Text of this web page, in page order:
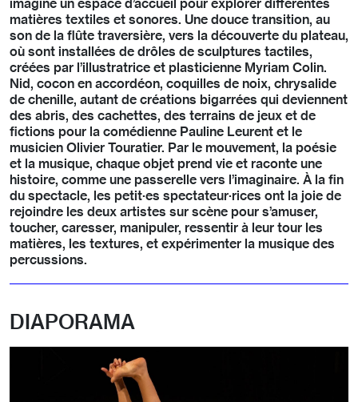
imaginé un espace d’accueil pour explorer différentes
matières textiles et sonores. Une douce transition, au
son de la flûte traversière, vers la découverte du plateau,
où sont installées de drôles de sculptures tactiles,
créées par l’illustratrice et plasticienne Myriam Colin.
Nid, cocon en accordéon, coquilles de noix, chrysalide
de chenille, autant de créations bigarrées qui deviennent
des abris, des cachettes, des terrains de jeux et de
fictions pour la comédienne Pauline Leurent et le
musicien Olivier Touratier. Par le mouvement, la poésie
et la musique, chaque objet prend vie et raconte une
histoire, comme une passerelle vers l’imaginaire. À la fin
du spectacle, les petit·es spectateur·rices ont la joie de
rejoindre les deux artistes sur scène pour s’amuser,
toucher, caresser, manipuler, ressentir à leur tour les
matières, les textures, et expérimenter la musique des
percussions.
DIAPORAMA